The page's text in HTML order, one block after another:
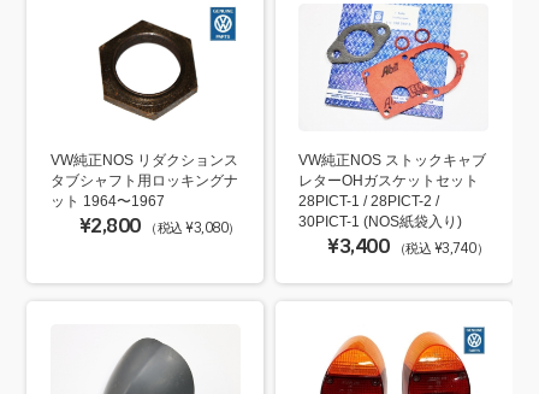
VW純正NOS リダクションス
タブシャフト用ロッキングナ
ット 1964〜1967
¥2,800 （税込 ¥3,080）
VW純正NOS ストックキャブ
レターOHガスケットセット
28PICT-1 / 28PICT-2 /
30PICT-1 (NOS紙袋入り)
¥3,400 （税込 ¥3,740）